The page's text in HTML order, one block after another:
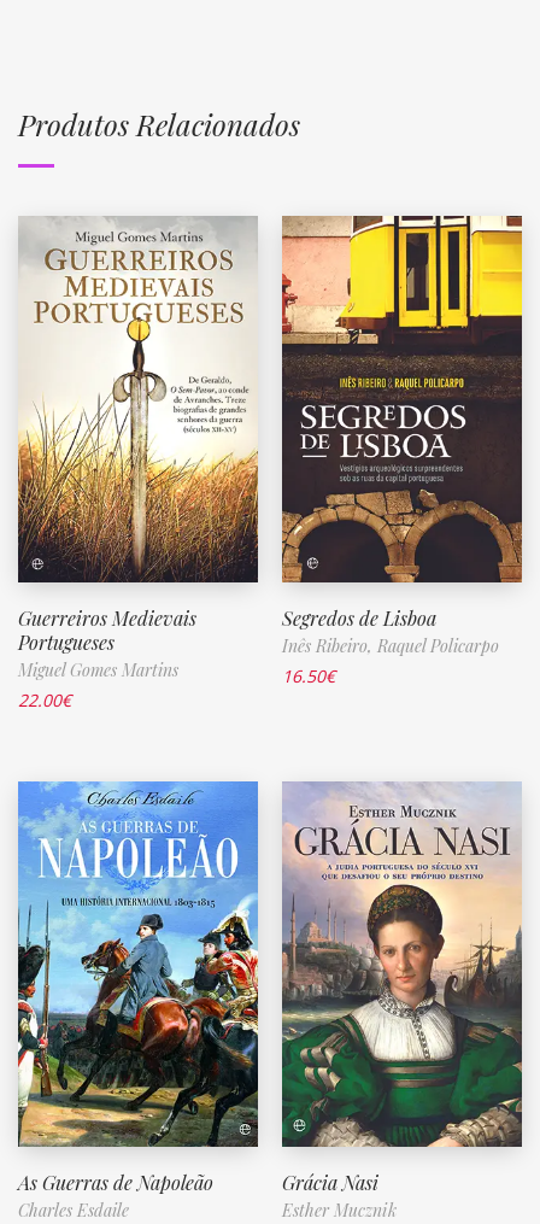
Produtos Relacionados
Guerreiros Medievais
Portugueses
Miguel Gomes Martins
22.00€
Segredos de Lisboa
Inês Ribeiro, Raquel Policarpo
16.50€
As Guerras de Napoleão
Charles Esdaile
Grácia Nasi
Esther Mucznik